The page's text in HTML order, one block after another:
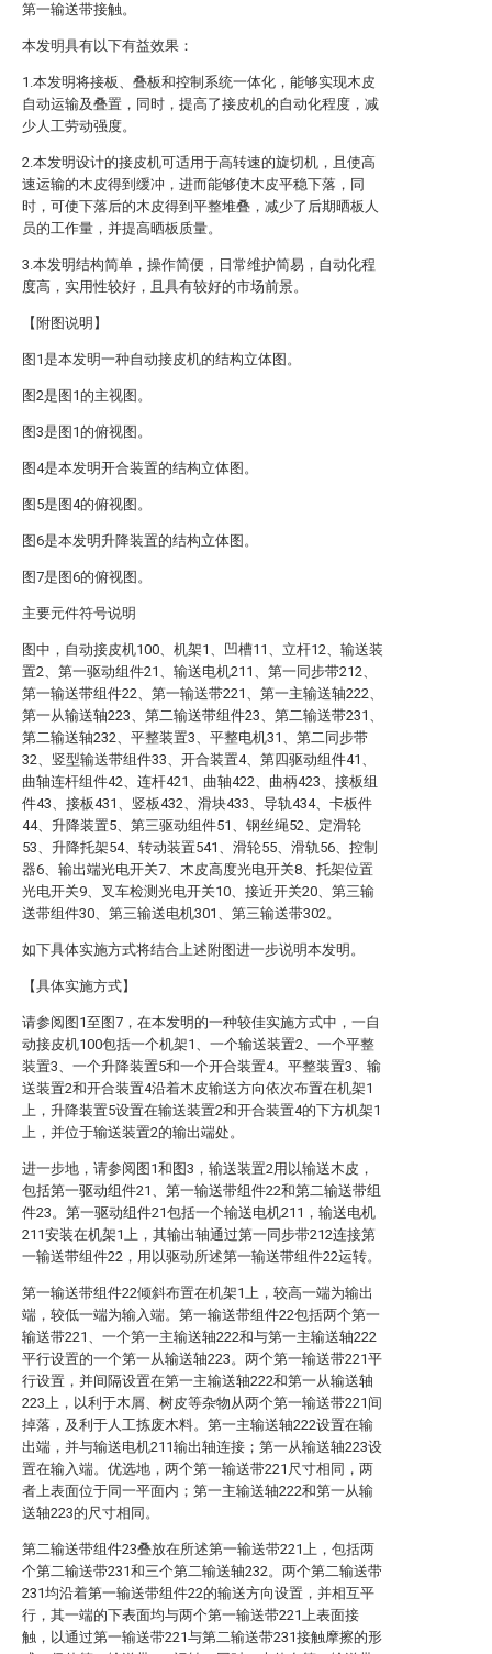
第一输送带接触。
本发明具有以下有益效果：
1.本发明将接板、叠板和控制系统一体化，能够实现木皮
自动运输及叠置，同时，提高了接皮机的自动化程度，减
少人工劳动强度。
2.本发明设计的接皮机可适用于高转速的旋切机，且使高
速运输的木皮得到缓冲，进而能够使木皮平稳下落，同
时，可使下落后的木皮得到平整堆叠，减少了后期晒板人
员的工作量，并提高晒板质量。
3.本发明结构简单，操作简便，日常维护简易，自动化程
度高，实用性较好，且具有较好的市场前景。
【附图说明】
图1是本发明一种自动接皮机的结构立体图。
图2是图1的主视图。
图3是图1的俯视图。
图4是本发明开合装置的结构立体图。
图5是图4的俯视图。
图6是本发明升降装置的结构立体图。
图7是图6的俯视图。
主要元件符号说明
图中，自动接皮机100、机架1、凹槽11、立杆12、输送装
置2、第一驱动组件21、输送电机211、第一同步带212、
第一输送带组件22、第一输送带221、第一主输送轴222、
第一从输送轴223、第二输送带组件23、第二输送带231、
第二输送轴232、平整装置3、平整电机31、第二同步带
32、竖型输送带组件33、开合装置4、第四驱动组件41、
曲轴连杆组件42、连杆421、曲轴422、曲柄423、接板组
件43、接板431、竖板432、滑块433、导轨434、卡板件
44、升降装置5、第三驱动组件51、钢丝绳52、定滑轮
53、升降托架54、转动装置541、滑轮55、滑轨56、控制
器6、输出端光电开关7、木皮高度光电开关8、托架位置
光电开关9、叉车检测光电开关10、接近开关20、第三输
送带组件30、第三输送电机301、第三输送带302。
如下具体实施方式将结合上述附图进一步说明本发明。
【具体实施方式】
请参阅图1至图7，在本发明的一种较佳实施方式中，一自
动接皮机100包括一个机架1、一个输送装置2、一个平整
装置3、一个升降装置5和一个开合装置4。平整装置3、输
送装置2和开合装置4沿着木皮输送方向依次布置在机架1
上，升降装置5设置在输送装置2和开合装置4的下方机架1
上，并位于输送装置2的输出端处。
进一步地，请参阅图1和图3，输送装置2用以输送木皮，
包括第一驱动组件21、第一输送带组件22和第二输送带组
件23。第一驱动组件21包括一个输送电机211，输送电机
211安装在机架1上，其输出轴通过第一同步带212连接第
一输送带组件22，用以驱动所述第一输送带组件22运转。
第一输送带组件22倾斜布置在机架1上，较高一端为输出
端，较低一端为输入端。第一输送带组件22包括两个第一
输送带221、一个第一主输送轴222和与第一主输送轴222
平行设置的一个第一从输送轴223。两个第一输送带221平
行设置，并间隔设置在第一主输送轴222和第一从输送轴
223上，以利于木屑、树皮等杂物从两个第一输送带221间
掉落，及利于人工拣废木料。第一主输送轴222设置在输
出端，并与输送电机211输出轴连接；第一从输送轴223设
置在输入端。优选地，两个第一输送带221尺寸相同，两
者上表面位于同一平面内；第一主输送轴222和第一从输
送轴223的尺寸相同。
第二输送带组件23叠放在所述第一输送带221上，包括两
个第二输送带231和三个第二输送轴232。两个第二输送带
231均沿着第一输送带组件22的输送方向设置，并相互平
行，其一端的下表面均与两个第一输送带221上表面接
触，以通过第一输送带221与第二输送带231接触摩擦的形